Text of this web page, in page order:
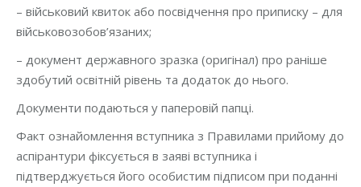
– військовий квиток або посвідчення про приписку – для
військовозобов’язаних;
– документ державного зразка (оригінал) про раніше
здобутий освітній рівень та додаток до нього.
Документи подаються у паперовій папці.
Факт ознайомлення вступника з Правилами прийому до
аспірантури фіксується в заяві вступника і
підтверджується його особистим підписом при поданні